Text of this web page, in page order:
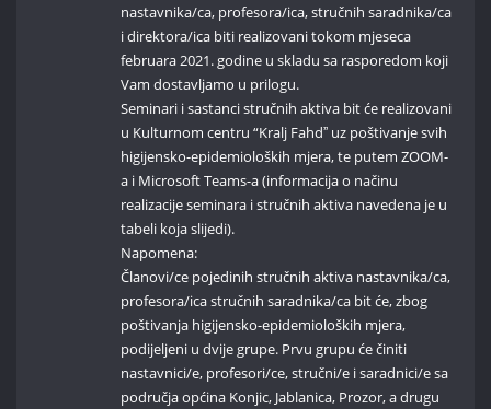
nastavnika/ca, profesora/ica, stručnih saradnika/ca
i direktora/ica biti realizovani tokom mjeseca
februara 2021. godine u skladu sa rasporedom koji
Vam dostavljamo u prilogu.
Seminari i sastanci stručnih aktiva bit će realizovani
u Kulturnom centru “Kralj Fahdˮ uz poštivanje svih
higijensko-epidemioloških mjera, te putem ZOOM-
a i Microsoft Teams-a (informacija o načinu
realizacije seminara i stručnih aktiva navedena je u
tabeli koja slijedi).
Napomena:
Članovi/ce pojedinih stručnih aktiva nastavnika/ca,
profesora/ica stručnih saradnika/ca bit će, zbog
poštivanja higijensko-epidemioloških mjera,
podijeljeni u dvije grupe. Prvu grupu će činiti
nastavnici/e, profesori/ce, stručni/e i saradnici/e sa
područja općina Konjic, Jablanica, Prozor, a drugu